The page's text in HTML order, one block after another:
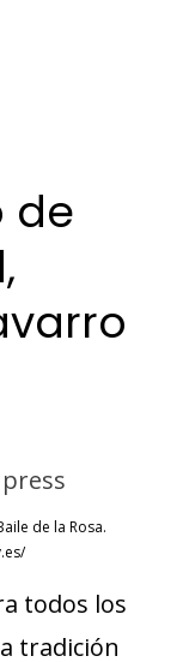
de
de la Rosa.
todos los
tradición